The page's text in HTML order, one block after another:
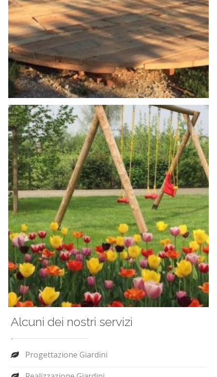
Alcuni dei nostri servizi
Progettazione Giardini